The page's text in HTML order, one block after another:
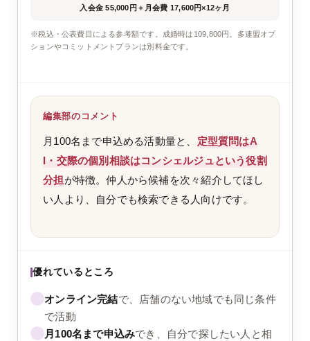
入会金 55,000円 ＋ 月会費 17,600円×12ヶ月
※税込・公表費目による参考額です。成婚時は109,800円。多連盟オプ
ションやコミットメントプランは別料金です。
編集部のコメント
月100名まで申込める活動量と、 定型質問はA
I・交際の個別相談はコンシェルジュという役割
分担が特徴。仲人から候補を次々紹介してほし
い人より、自分でも検索できる人向けです。
優れているところ
オンライン完結で、店舗のない地域でも同じ条件
で活動
月100名まで申込みでき、自分で探したい人と相